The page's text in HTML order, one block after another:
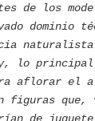
de los
dominio
lo
aflorar el
figuras